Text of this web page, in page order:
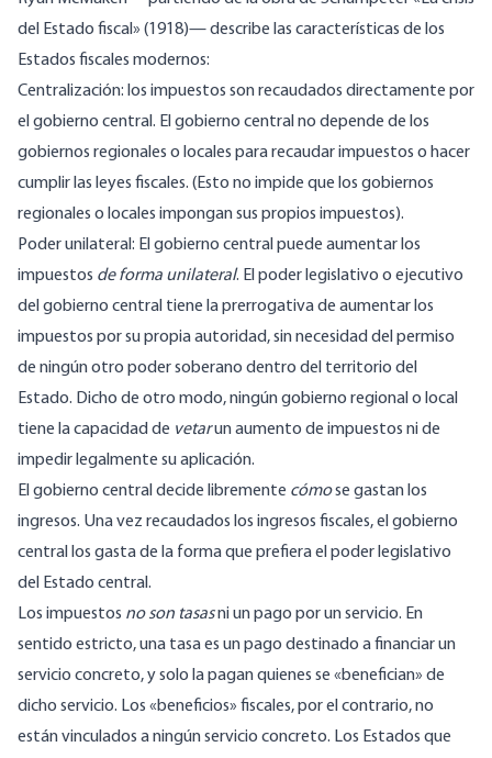
del Estado fiscal» (1918)—describe las características de los
Estados fiscales modernos:
Centralización: los impuestos son recaudados directamente por
el gobierno central. El gobierno central no depende de los
gobiernos regionales o locales para recaudar impuestos o hacer
cumplir las leyes fiscales. (Esto no impide que los gobiernos
regionales o locales impongan sus propios impuestos).
Poder unilateral: El gobierno central puede aumentar los
impuestos de forma unilateral. El poder legislativo o ejecutivo
del gobierno central tiene la prerrogativa de aumentar los
impuestos por su propia autoridad, sin necesidad del permiso
de ningún otro poder soberano dentro del territorio del
Estado. Dicho de otro modo, ningún gobierno regional o local
tiene la capacidad de vetarun aumento de impuestos ni de
impedir legalmente su aplicación.
El gobierno central decide libremente cómose gastan los
ingresos. Una vez recaudados los ingresos fiscales, el gobierno
central los gasta de la forma que prefiera el poder legislativo
del Estado central.
Los impuestos no son tasasni un pago por un servicio. En
sentido estricto, una tasa es un pago destinado a financiar un
servicio concreto, y solo la pagan quienes se «benefician» de
dicho servicio. Los «beneficios» fiscales, por el contrario, no
están vinculados a ningún servicio concreto. Los Estados que